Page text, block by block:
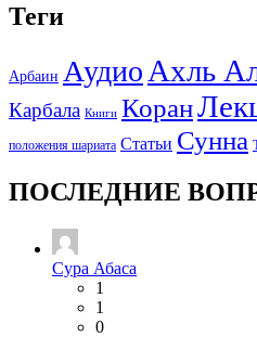
Теги
Арбаин Аудио Ахль
Карбала Книги Коран
положения шариата Статьи Сунна
ПОСЛЕДНИЕ
Сура Абаса
1
1
0